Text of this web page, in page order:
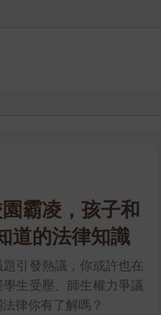
霸凌，孩子和
道的法律知識
引發熱議，你或許也在
生受壓、師生權力爭議
律你有了解嗎？